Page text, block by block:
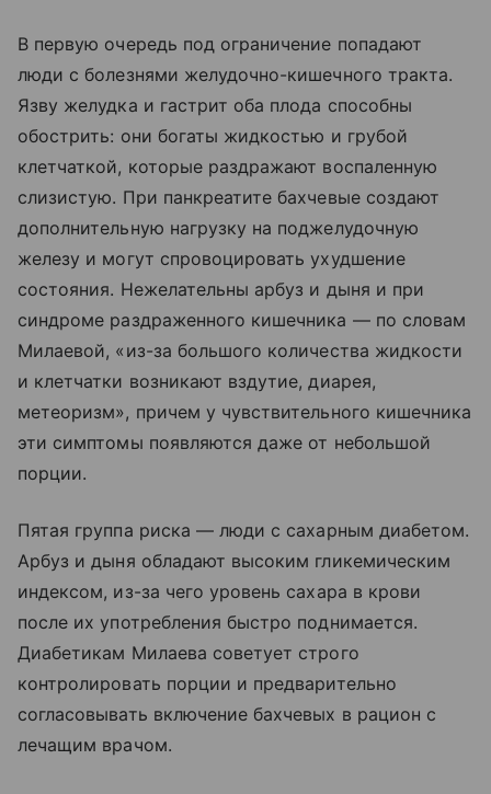
В первую очередь под ограничение попадают
люди с болезнями желудочно-кишечного тракта.
Язву желудка и гастрит оба плода способны
обострить: они богаты жидкостью и грубой
клетчаткой, которые раздражают воспаленную
слизистую. При панкреатите бахчевые создают
дополнительную нагрузку на поджелудочную
железу и могут спровоцировать ухудшение
состояния. Нежелательны арбуз и дыня и при
синдроме раздраженного кишечника — по словам
Милаевой, «из-за большого количества жидкости
и клетчатки возникают вздутие, диарея,
метеоризм», причем у чувствительного кишечника
эти симптомы появляются даже от небольшой
порции.
Пятая группа риска — люди с сахарным диабетом.
Арбуз и дыня обладают высоким гликемическим
индексом, из-за чего уровень сахара в крови
после их употребления быстро поднимается.
Диабетикам Милаева советует строго
контролировать порции и предварительно
согласовывать включение бахчевых в рацион с
лечащим врачом.